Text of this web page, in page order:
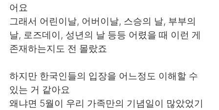
日本語
Русский ไทย
Indonesia Italiano
Türkçe Tiếng Việt
Português
어요
그래서 어린이날, 어버이날, 스승의 날, 부부의
날, 로즈데이, 성년의 날 등등 어렸을 때 이런 게
존재하는지도 전 몰랐죠
하지만 한국인들의 입장을 어느정도 이해할 수
있는 거 같아요
왜냐면 5월이 우리 가족만의 기념일이 많았었기